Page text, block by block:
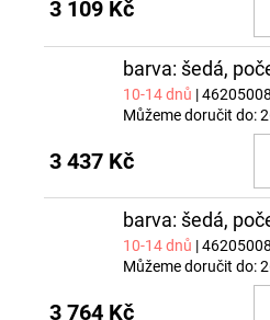
3 109 Kč
barva: šedá,
10-14 dnů |
Můžeme doručit do:
3 437 Kč
barva: šedá,
10-14 dnů |
Můžeme doručit do:
3 764 Kč